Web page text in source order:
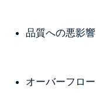
品質への悪影響
オーバーフロー